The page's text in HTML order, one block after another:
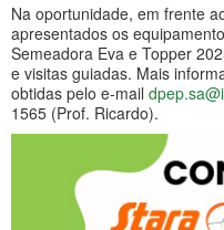
Na oportunidade, em frente
apresentados os
Semeadora Eva e Topper
e visitas guiadas. Mais
obtidas pelo e-mail
1565 (Prof. Ricardo).